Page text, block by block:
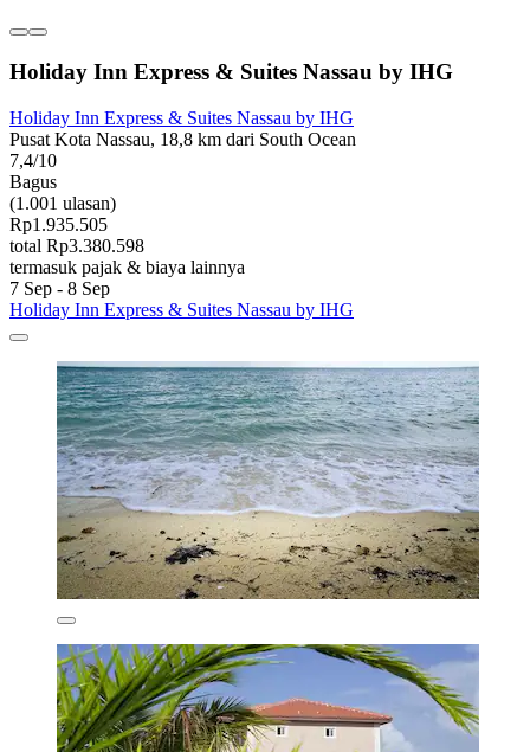
Holiday Inn Express & Suites Nassau by IHG
Holiday Inn Express & Suites Nassau by IHG
Pusat Kota Nassau, 18,8 km dari South Ocean
7,4/10
Bagus
(1.001 ulasan)
Rp1.935.505
total Rp3.380.598
termasuk pajak & biaya lainnya
7 Sep - 8 Sep
Holiday Inn Express & Suites Nassau by IHG